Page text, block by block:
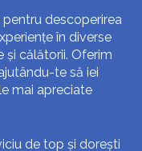
descoperirea
în diverse
și călătorii. Oferim
te să iei
mai apreciate
de top și dorești